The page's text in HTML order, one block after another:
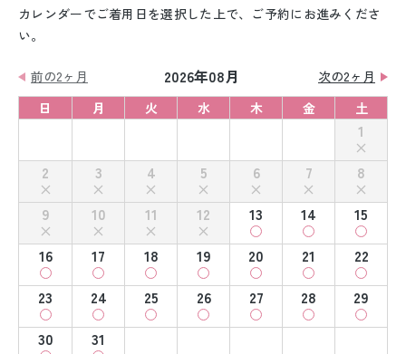
カレンダーでご着用日を選択した上で、ご予約にお進みくださ
い。
前の2ヶ月 2026年08月
次の2ヶ月
日
月 火 水 木 金 土
1
2
3 4 5 6 7
8
9
10 11 12 13 14
15
16
17 18 19 20 21
22
23
24 25 26 27 28
29
30
31